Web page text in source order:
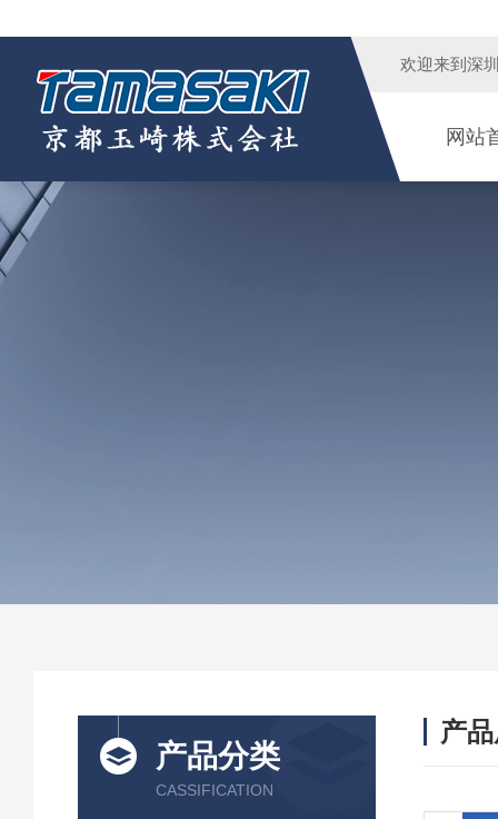
欢迎来到 深
网站
产品分类
CASSIFICATION
产